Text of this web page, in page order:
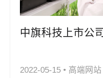
中旗科技上市公
2022-05-15 • 高端网站